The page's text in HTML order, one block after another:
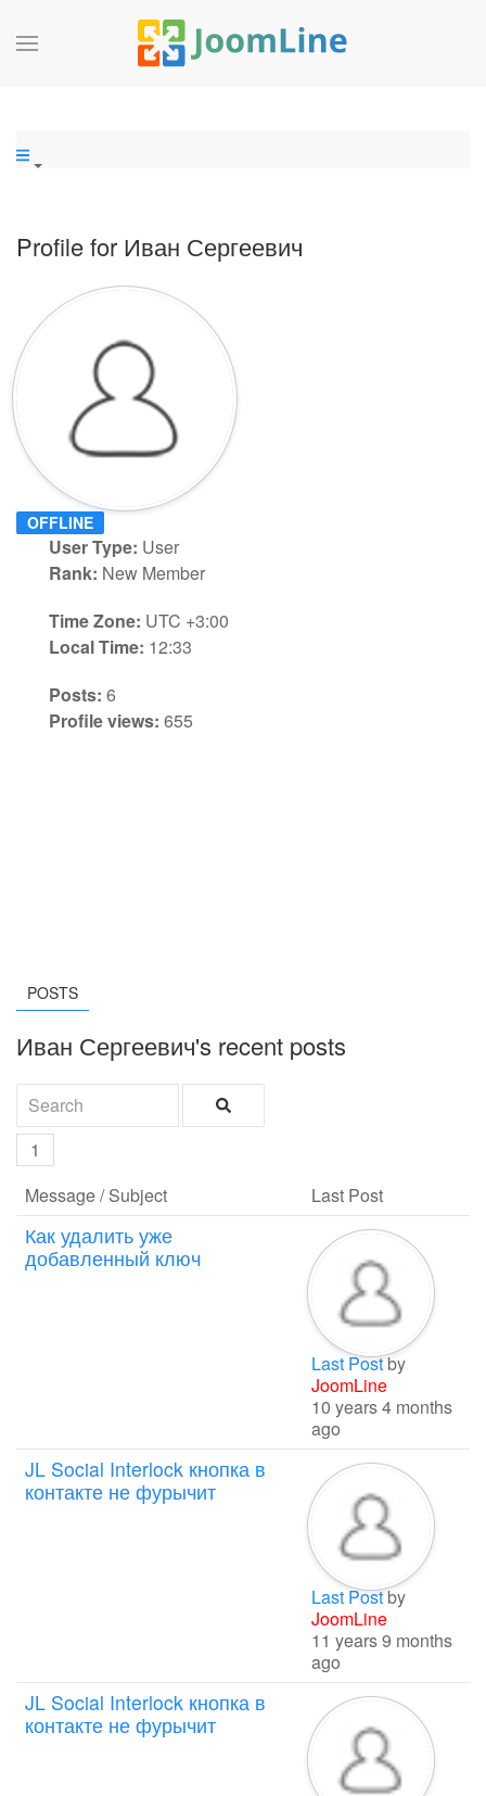
Profile for Иван Сергеевич
OFFLINE
User Type: User
Rank: New Member
Time Zone: UTC +3:00
Local Time: 12:33
Posts: 6
Profile views: 655
POSTS
Иван Сергеевич's recent posts
1
Message / Subject
Last Post
Как удалить уже
добавленный ключ
Last Postby
JoomLine
10 years 4 months
ago
JL Social Interlock кнопка в
контакте не фурычит
Last Postby
JoomLine
11 years 9 months
ago
JL Social Interlock кнопка в
контакте не фурычит